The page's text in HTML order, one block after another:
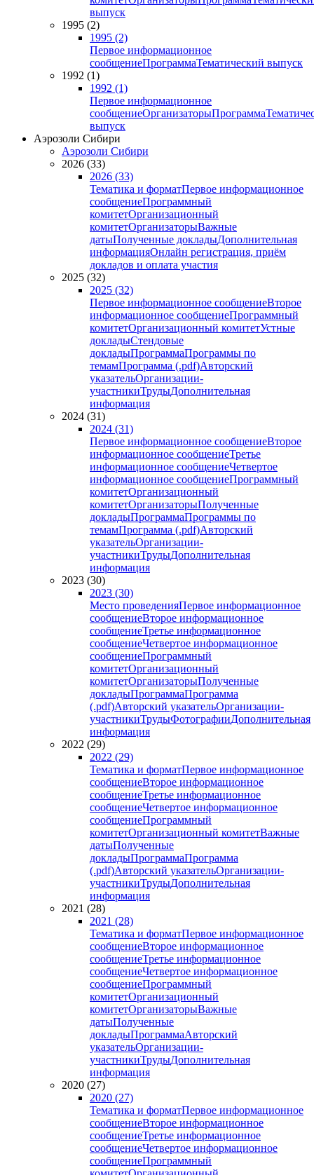
выпуск
1995 (2)
1995 (2)
Первое информационное
сообщениеПрограммаТематический выпуск
1992 (1)
1992 (1)
Первое информационное
сообщениеОрганизаторыПрограмма
выпуск
Аэрозоли Сибири
Аэрозоли Сибири
2026 (33)
2026 (33)
Тематика и форматПервое информационное
сообщениеПрограммный
комитетОрганизационный
комитетОрганизаторыВажные
датыПолученные докладыДополнительная
информацияОнлайн регистрация, приём
докладов и оплата участия
2025 (32)
2025 (32)
Первое информационное сообщениеВторое
информационное сообщениеПрограммный
комитетОрганизационный комитетУстные
докладыСтендовые
докладыПрограммаПрограммы по
темамПрограмма (.pdf)Авторский
указательОрганизации-
участникиТрудыДополнительная
информация
2024 (31)
2024 (31)
Первое информационное сообщениеВторое
информационное сообщениеТретье
информационное сообщениеЧетвертое
информационное сообщениеПрограммный
комитетОрганизационный
комитетОрганизаторыПолученные
докладыПрограммаПрограммы по
темамПрограмма (.pdf)Авторский
указательОрганизации-
участникиТрудыДополнительная
информация
2023 (30)
2023 (30)
Место проведенияПервое информационное
сообщениеВторое информационное
сообщениеТретье информационное
сообщениеЧетвертое информационное
сообщениеПрограммный
комитетОрганизационный
комитетОрганизаторыПолученные
докладыПрограммаПрограмма
(.pdf)Авторский указательОрганизации-
участникиТрудыФотографииДополнительная
информация
2022 (29)
2022 (29)
Тематика и форматПервое информационное
сообщениеВторое информационное
сообщениеТретье информационное
сообщениеЧетвертое информационное
сообщениеПрограммный
комитетОрганизационный комитетВажные
датыПолученные
докладыПрограммаПрограмма
(.pdf)Авторский указательОрганизации-
участникиТрудыДополнительная
информация
2021 (28)
2021 (28)
Тематика и форматПервое информационное
сообщениеВторое информационное
сообщениеТретье информационное
сообщениеЧетвертое информационное
сообщениеПрограммный
комитетОрганизационный
комитетОрганизаторыВажные
датыПолученные
докладыПрограммаАвторский
указательОрганизации-
участникиТрудыДополнительная
информация
2020 (27)
2020 (27)
Тематика и форматПервое информационное
сообщениеВторое информационное
сообщениеТретье информационное
сообщениеЧетвертое информационное
сообщениеПрограммный